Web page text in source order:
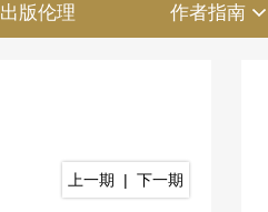
出版伦理 作者指南
上一期 | 下一期